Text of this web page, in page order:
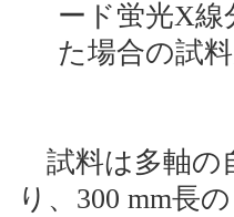
ード蛍光X
た場合の試
試料は多軸の
り、300 mm長